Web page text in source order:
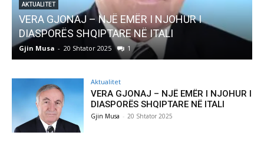
AKTUALITET
Pregaditi Gjin Musa-Rome- Shtator 2025
Gjin Musa - 8 Shtator 2025
Aktualitet
VERA GJONAJ – NJË EMËR I NJOHUR I
DIASPORËS SHQIPTARE NË ITALI
Gjin Musa - 20 Shtator 2025